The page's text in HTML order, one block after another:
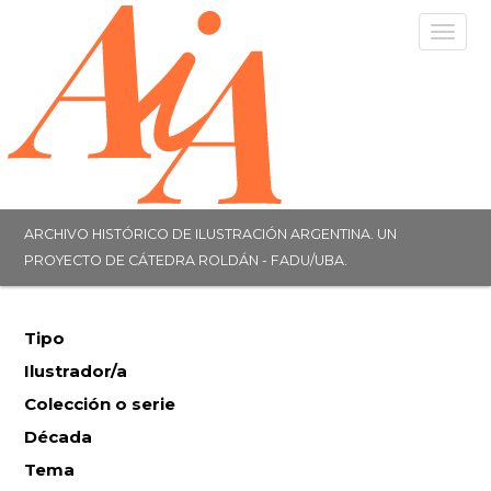
ARCHIVO HISTÓRICO DE ILUSTRACIÓN ARGENTINA. UN
PROYECTO DE CÁTEDRA ROLDÁN - FADU/UBA.
Tipo
Ilustrador/a
Colección o serie
Década
Tema